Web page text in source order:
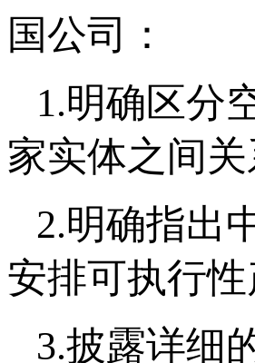
国公司：
1.明确区分
家实体之间
2.明确指出
安排可执行
3.披露详细